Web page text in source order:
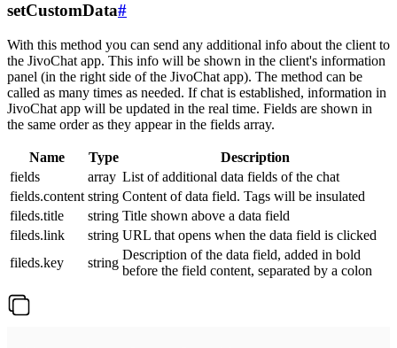
setCustomData#
With this method you can send any additional info about the client to
the JivoChat app. This info will be shown in the client's information
panel (in the right side of the JivoChat app). The method can be
called as many times as needed. If chat is established, information in
JivoChat app will be updated in the real time. Fields are shown in
the same order as they appear in the fields array.
Name Type
Description
fields
array List of additional data fields of the chat
fields.content string Content of data field. Tags will be insulated
fileds.title
string Title shown above a data field
fileds.link
string URL that opens when the data field is clicked
fileds.key
string
Description of the data field, added in bold
before the field content, separated by a colon